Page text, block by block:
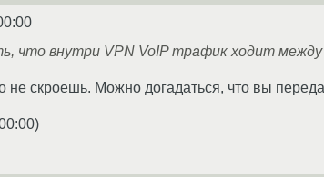
что внутри VPN VoIP трафик ходит
не скроешь. Можно догадаться, что вы
)